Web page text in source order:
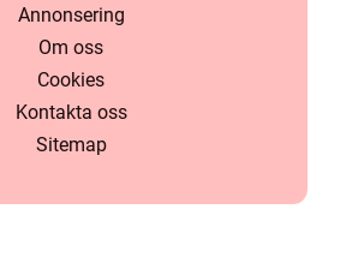
Annonsering
Om oss
Cookies
Kontakta oss
Sitemap